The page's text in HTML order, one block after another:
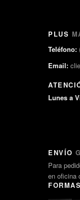
PLUS
Teléfono:
Email:
Lunes a
ENVÍO
Para
en oficina
FORMAS